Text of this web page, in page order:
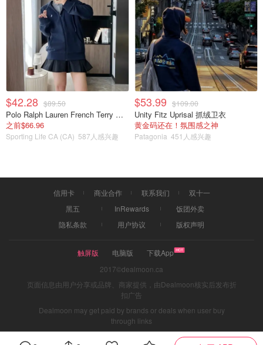
厨房清洁类
1.Dawn洗洁精
国民品牌品质保障，大桶白菜价，洗的干净用着不心疼，有
啥理由不买呢～
$42.28 $89.50
Polo Ralph Lauren French Terry 女童连帽卫衣 7-16码
之前$66.96
Sporting Life CA (CA) 587人感兴趣
$53.99 $109.00
Unity Fitz Uprisal 抓绒卫衣
黄金码还在！氛围感之神
Patagonia 451人感兴趣
信用卡 商业合作 联系我们
双十一
黑五
InRewards
饭团外卖
隐私条款
用户协议 版权声明
触屏版 电脑版
下载App
2017©dealmoon.ca
页面信息由用户分享或品牌、商家提供，由Dealmoon核实后发布折
扣广告
Dealmoon may get paid by brands or deals when user buy
through links